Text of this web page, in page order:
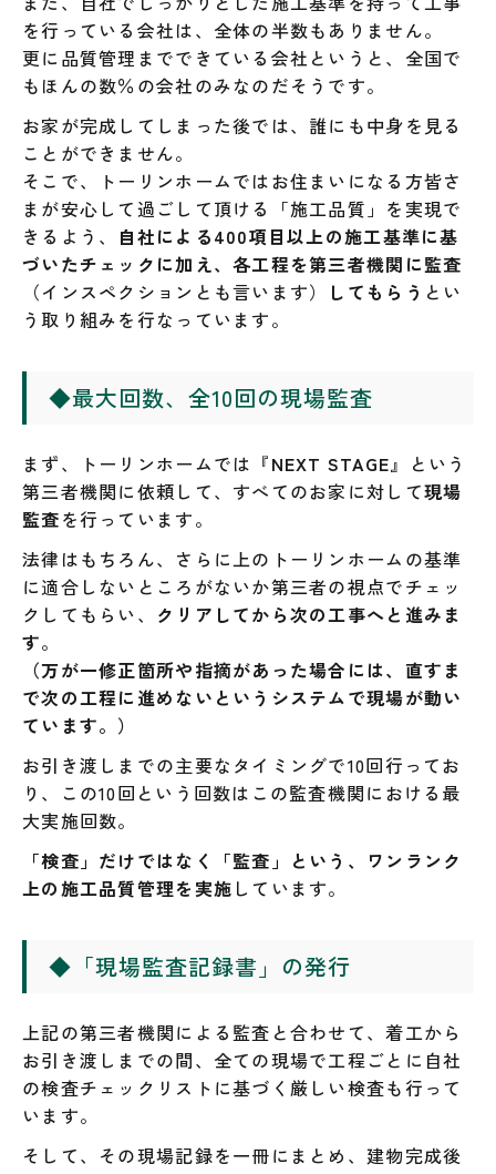
を行っている会社は、全体の半数もありません。
更に品質管理までできている会社というと、全国で
もほんの数％の会社のみなのだそうです。
お家が完成してしまった後では、誰にも中身を見る
ことができません。
そこで、トーリンホームではお住まいになる方皆さ
まが安心して過ごして頂ける「施工品質」を実現で
きるよう、
自社による400項目以上の施工基準に基
づいたチェックに加え、各工程を第三者機関に監査
（インスペクションとも言います）
してもらう とい
う取り組みを行なっています。
◆最大回数、全10回の現場監査
まず、トーリンホームでは『NEXT STAGE』という
第三者機関に依頼して、すべてのお家に対して現場
監査を行っています。
法律はもちろん、さらに上のトーリンホームの基準
に適合しないところがないか第三者の視点でチェッ
クしてもらい、 クリアしてから次の工事へと進みま
す。
（万が一修正箇所や指摘があった場合には、直すま
で次の工程に進めないというシステムで現場が動い
ています。）
お引き渡しまでの主要なタイミングで10回行ってお
り、この10回という回数はこの監査機関における最
大実施回数。
「検査」だけではなく「監査」という、ワンランク
上の施工品質管理を実施 しています。
◆ 「現場監査記録書」の発行
上記の第三者機関による監査と合わせて、着工から
お引き渡しまでの間、全ての現場で工程ごとに自社
の検査チェックリストに基づく厳しい検査も行って
います。
そして、その現場記録を一冊にまとめ、建物完成後